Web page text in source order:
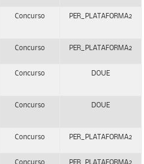
Concurso PER_PLATAFORMA2
Concurso PER_PLATAFORMA2
Concurso DOUE
Concurso DOUE
Concurso PER_PLATAFORMA2
Concurso PER_PLATAFORMA2